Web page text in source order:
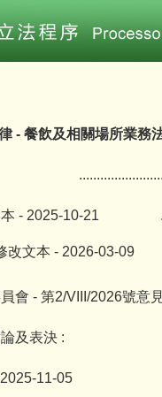
- 餐飲及相關場所業務
- 2025-10-21
改文本 - 2026-03-09
會 - 第2/VIII/2026號意
及表決 :
11-05